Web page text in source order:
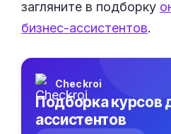
загляните в подборку
бизнес-ассистентов.
Checkroi
Подборка курсов
ассистентов